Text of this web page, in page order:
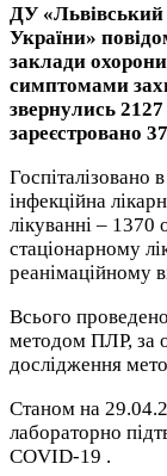
ДУ
України»
заклади
симптомами
звернулись
зареєстровано
інфекційна
лікуванні –
стаціонарному
реанімаційному
Всього
методом ПЛР, за
дослідження
Станом на
лабораторно
COVID-19 .